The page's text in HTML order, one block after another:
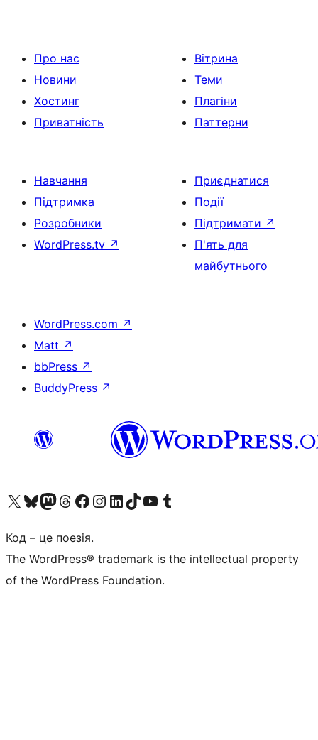
Про нас
Новини
Хостинг
Приватність
Вітрина
Теми
Плагіни
Паттерни
Навчання
Підтримка
Розробники
WordPress.tv ↗
Приєднатися
Події
Підтримати ↗
П'ять для
майбутнього
WordPress.com ↗
Matt ↗
bbPress ↗
BuddyPress ↗
Visit our X (formerly Twitter) account
Visit our Bluesky account
Завітайте до нашої стрічки в Mastodon
Visit our Threads account
Завітайте на нашу сторінку в Facebook
Visit our Instagram account
Visit our LinkedIn account
Visit our TikTok account
Visit our YouTube channel
Visit our Tumblr account
Код – це поезія.
The WordPress® trademark is the intellectual property
of the WordPress Foundation.